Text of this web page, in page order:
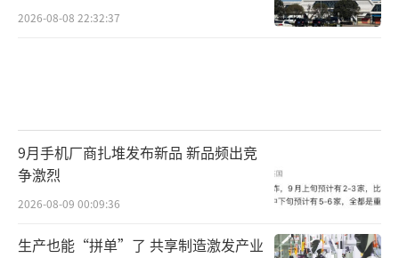
2026-08-08 22:32:37
9月手机厂商扎堆发布新品 新品频出竞
争激烈
2026-08-09 00:09:36
生产也能“拼单”了 共享制造激发产业